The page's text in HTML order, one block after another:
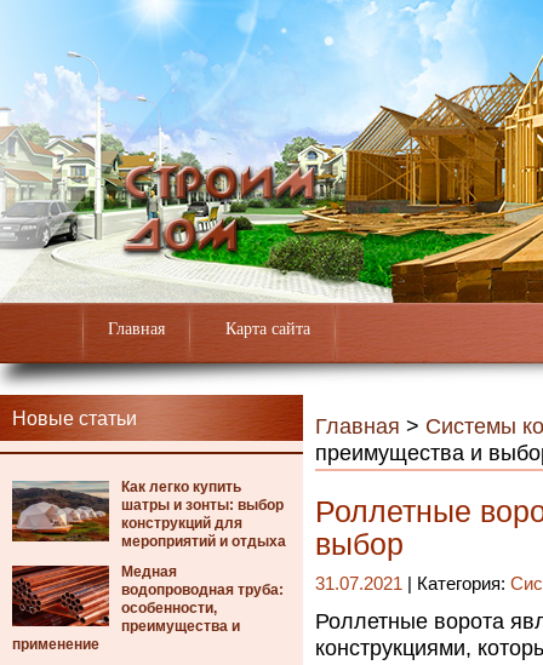
Главная Карта сайта
Новые статьи
Как легко купить
шатры и зонты: выбор
конструкций для
мероприятий и отдыха
Медная
водопроводная труба:
особенности,
преимущества и
применение
Главная > Системы
преимущества и
Роллетные
выбор
31.07.2021 | Категория:
Роллетные ворота
конструкциями,